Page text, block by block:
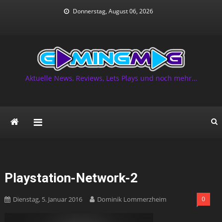
Donnerstag, August 06, 2026
Aktuelle News, Reviews, Lets Plays und noch mehr…
Playstation-Network-2
Dienstag, 5. Januar 2016 Dominik Lommerzheim 0